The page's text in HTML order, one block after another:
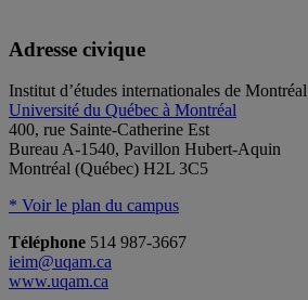
Adresse civique
Institut d’études internationales de Montréal
Université du Québec à Montréal
400, rue Sainte-Catherine Est
Bureau A-1540, Pavillon Hubert-Aquin
Montréal (Québec) H2L 3C5
* Voir le plan du campus
Téléphone 514 987-3667
ieim@uqam.ca
www.uqam.ca